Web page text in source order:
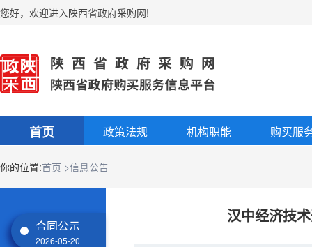
您好， 欢迎进入陕西省政府采购网!
首页 政策法规 机构职能 购买服
你的位置:首页 >信息公告
合同公示
2026-05-20
汉中经济技